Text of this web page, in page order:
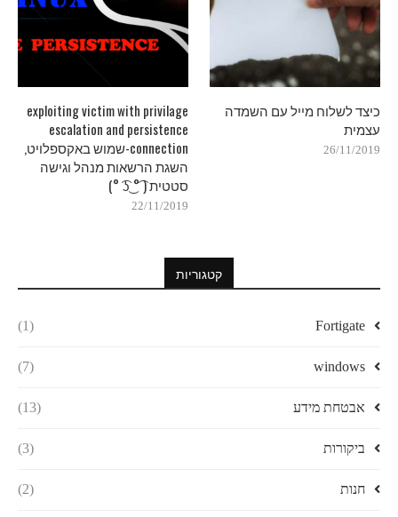
כיצד לשלוח מייל עם השמדה
עצמית
26/11/2019
exploiting victim with privilage
escalation and persistence
connection-שמוש באקספלויט,
השגת הרשאות מנהל וגישה
סטטית ( ͡° ͜ʖ ͡°)
22/11/2019
קטגוריות
Fortigate
(1)
windows
(7)
אבטחת מידע (13)
ביקורות (3)
חנות (2)